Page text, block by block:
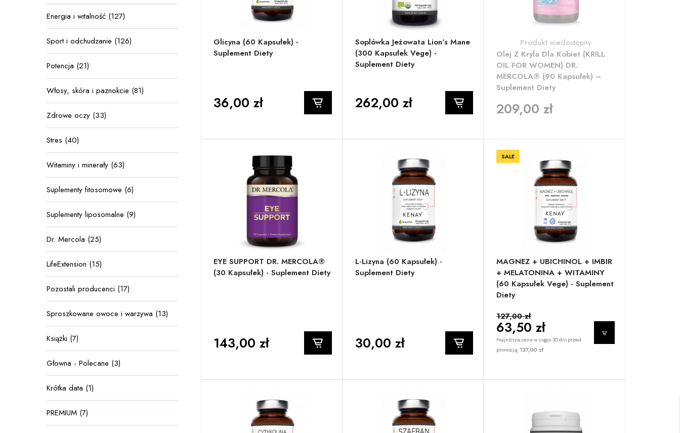
Energia i witalność (127)
Sport i odchudzanie (126)
Potencja (21)
Włosy, skóra i paznokcie (81)
Zdrowe oczy (33)
Stres (40)
Witaminy i minerały (63)
Suplementy fitosomowe (6)
Suplementy liposomalne (9)
Dr. Mercola (25)
LifeExtension (15)
Pozostali producenci (17)
Sproszkowane owoce i warzywa (13)
Książki (7)
Głowna - Polecane (3)
Krótka data (1)
PREMIUM (7)
Glicyna (60 Kapsułek) -
Suplement Diety
36,00 zł
Soplówka Jeżowata Lion's Mane
(300 Kapsułek Vege) -
Suplement Diety
262,00 zł
Produkt niedostępny
Olej Z Kryla Dla Kobiet (KRILL
OIL FOR WOMEN) DR.
MERCOLA® (90 Kapsułek) –
Suplement Diety
209,00 zł
EYE SUPPORT DR. MERCOLA®
(30 Kapsułek) - Suplement Diety
143,00 zł
L-Lizyna (60 Kapsułek) -
Suplement Diety
30,00 zł
SALE
MAGNEZ + UBICHINOL + IMBIR
+ MELATONINA + WITAMINY
(60 Kapsułek Vege) - Suplement
Diety
127,00 zł
63,50 zł
Najniższa cena w ciągu 30 dni przed
promocją:127,00 zł